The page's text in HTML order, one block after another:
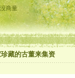
商量
藏的古董来集资